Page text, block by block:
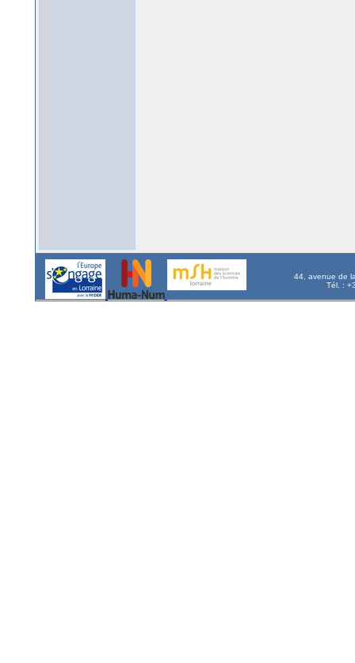
44, avenue de
Tél. :